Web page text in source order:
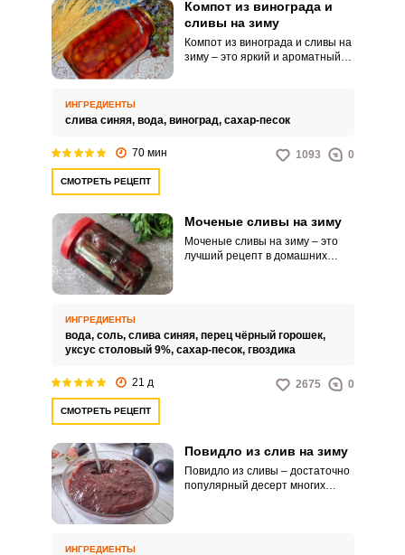
Компот из винограда и
сливы на зиму
Компот из винограда и сливы на
зиму – это яркий и ароматный
напиток, богатый витаминами.
ИНГРЕДИЕНТЫ
слива синяя, вода, виноград, сахар-песок
70 мин 1093 0
СМОТРЕТЬ РЕЦЕПТ
Моченые сливы на зиму
Моченые сливы на зиму – это
лучший рецепт в домашних
ягоды, мякоть должна быть
плотной, отлично подходят
поздние сорта слив.
ИНГРЕДИЕНТЫ
вода, соль, слива синяя, перец чёрный горошек,
уксус столовый 9%, сахар-песок, гвоздика
21 д 2675 0
СМОТРЕТЬ РЕЦЕПТ
Повидло из слив на зиму
Повидло из сливы – достаточно
популярный десерт многих
ИНГРЕДИЕНТЫ